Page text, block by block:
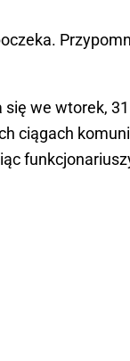
we wtorek,
ciągach